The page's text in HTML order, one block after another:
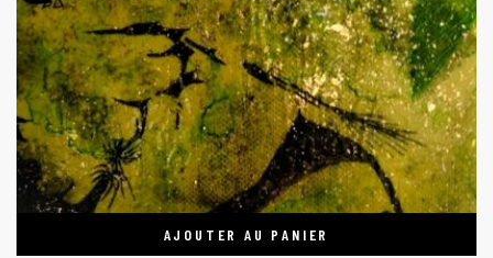
AJOUTER AU PANIER